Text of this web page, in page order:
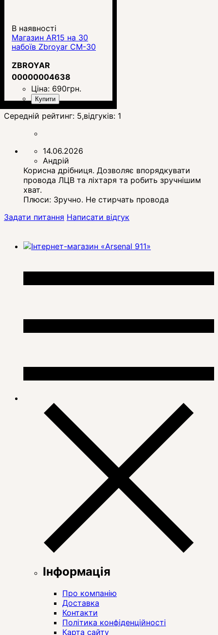
В наявності
Магазин AR15 на 30
набоїв Zbroyar CM-30
ZBROYAR
00000004638
Ціна: 690грн.
Купити
Середній рейтинг: 5,відгуків: 1
14.06.2026
Андрій
Корисна дрібниця. Дозволяє впорядкувати
провода ЛЦВ та ліхтаря та робить зручнішим
хват.
Плюси: Зручно. Не стирчать провода
Задати питання Написати відгук
Інформація
Про компанію
Доставка
Контакти
Політика конфіденційності
Карта сайту